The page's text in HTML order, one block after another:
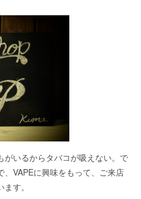
いるからタバコが吸えない。で
、VAPEに興味をもって、ご来店
す。